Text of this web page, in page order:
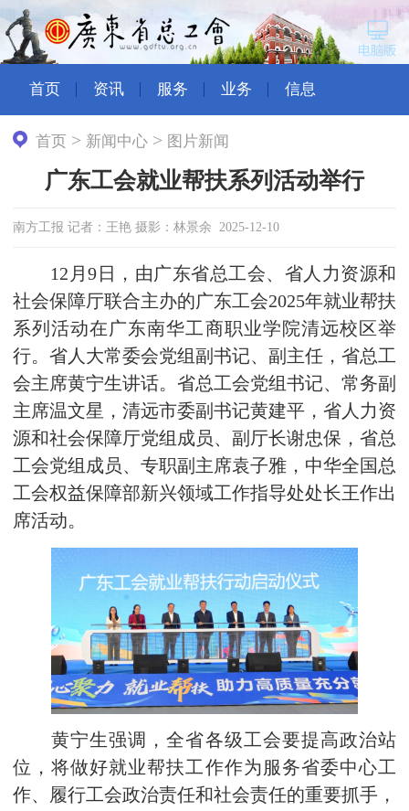
首页 资讯 服务 业务 信息
首页 > 新闻中心 > 图片新闻
广东工会就业帮扶系列活动举行
南方工报 记者：王艳 摄影：林景余 2025-12-10
12月9日，由广东省总工会、省人力资源和
社会保障厅联合主办的广东工会2025年就业帮扶
系列活动在广东南华工商职业学院清远校区举
行。省人大常委会党组副书记、副主任，省总工
会主席黄宁生讲话。省总工会党组书记、常务副
主席温文星，清远市委副书记黄建平，省人力资
源和社会保障厅党组成员、副厅长谢忠保，省总
工会党组成员、专职副主席袁子雅，中华全国总
工会权益保障部新兴领域工作指导处处长王作出
席活动。
黄宁生强调，全省各级工会要提高政治站
位，将做好就业帮扶工作作为服务省委中心工
作、履行工会政治责任和社会责任的重要抓手，